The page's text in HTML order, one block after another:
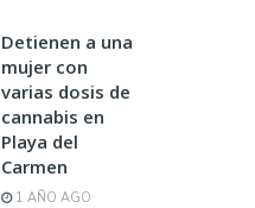
Detienen a una
mujer con
varias dosis de
cannabis en
Playa del
Carmen
1 AÑO AGO